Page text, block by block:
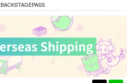
BACKSTAGEPASS